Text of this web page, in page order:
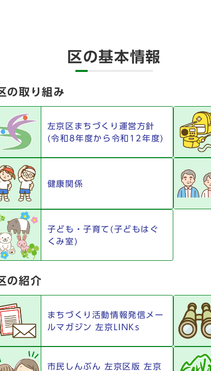
区の基本情報
の取り組み
左京区まちづくり運営方針
(令和8年度から令和12年度)
健康関係
子ども・子育て(子どもはぐ
くみ室)
の紹介
まちづくり活動情報発信メー
ルマガジン 左京LINKs
市民しんぶん 左京区版 左京